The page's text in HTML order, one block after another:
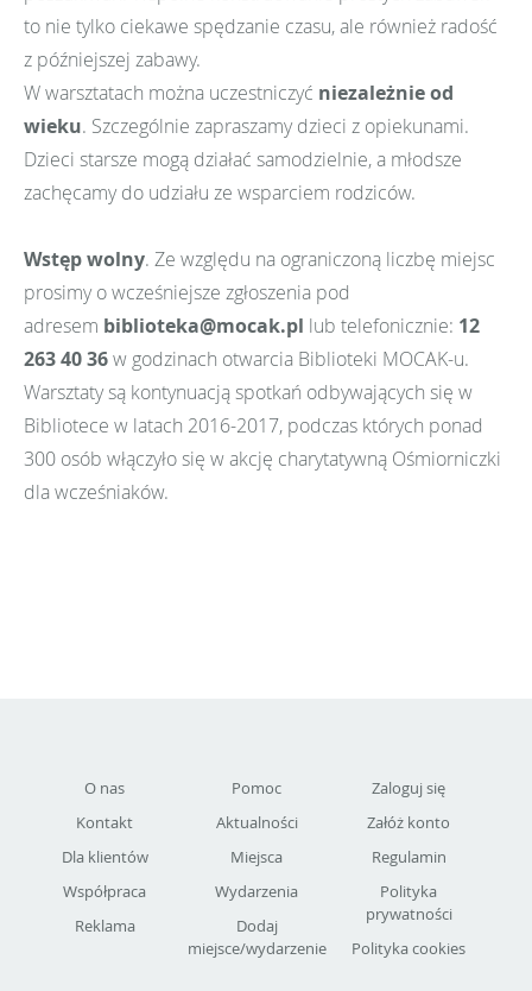
to nie tylko ciekawe spędzanie czasu, ale również radość
z późniejszej zabawy.
W warsztatach można uczestniczyć niezależnie od
wieku. Szczególnie zapraszamy dzieci z opiekunami.
Dzieci starsze mogą działać samodzielnie, a młodsze
zachęcamy do udziału ze wsparciem rodziców.
Wstęp wolny. Ze względu na ograniczoną liczbę miejsc
prosimy o wcześniejsze zgłoszenia pod
adresem biblioteka@mocak.pl lub telefonicznie: 12
263 40 36w godzinach otwarcia Biblioteki MOCAK-u.
Warsztaty są kontynuacją spotkań odbywających się w
Bibliotece w latach 2016-2017, podczas których ponad
300 osób włączyło się w akcję charytatywną Ośmiorniczki
dla wcześniaków.
O nas
Kontakt
Dla klientów
Współpraca
Reklama
Pomoc
Aktualności
Miejsca
Wydarzenia
Dodaj
miejsce/wydarzenie
Zaloguj się
Załóż konto
Regulamin
Polityka
prywatności
Polityka cookies